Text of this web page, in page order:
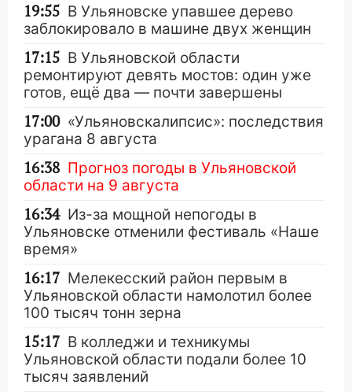
19:55 В Ульяновске упавшее дерево
заблокировало в машине двух женщин
17:15 В Ульяновской области
ремонтируют девять мостов: один уже
готов, ещё два — почти завершены
17:00 «Ульяновскалипсис»: последствия
урагана 8 августа
16:38 Прогноз погоды в Ульяновской
области на 9 августа
16:34 Из-за мощной непогоды в
Ульяновске отменили фестиваль «Наше
время»
16:17 Мелекесский район первым в
Ульяновской области намолотил более
100 тысяч тонн зерна
15:17 В колледжи и техникумы
Ульяновской области подали более 10
тысяч заявлений